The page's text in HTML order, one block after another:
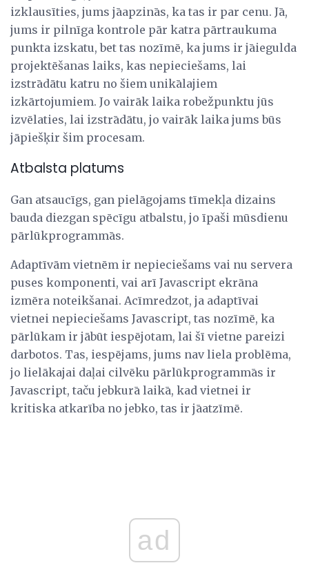
izklausīties, jums jāapzinās, ka tas ir par cenu. Jā,
jums ir pilnīga kontrole pār katra pārtraukuma
punkta izskatu, bet tas nozīmē, ka jums ir jāiegulda
projektēšanas laiks, kas nepieciešams, lai
izstrādātu katru no šiem unikālajiem
izkārtojumiem. Jo vairāk laika robežpunktu jūs
izvēlaties, lai izstrādātu, jo vairāk laika jums būs
jāpiešķir šim procesam.
Atbalsta platums
Gan atsaucīgs, gan pielāgojams tīmekļa dizains
bauda diezgan spēcīgu atbalstu, jo īpaši mūsdienu
pārlūkprogrammās.
Adaptīvām vietnēm ir nepieciešams vai nu servera
puses komponenti, vai arī Javascript ekrāna
izmēra noteikšanai. Acīmredzot, ja adaptīvai
vietnei nepieciešams Javascript, tas nozīmē, ka
pārlūkam ir jābūt iespējotam, lai šī vietne pareizi
darbotos. Tas, iespējams, jums nav liela problēma,
jo lielākajai daļai cilvēku pārlūkprogrammās ir
Javascript, taču jebkurā laikā, kad vietnei ir
kritiska atkarība no jebko, tas ir jāatzīmē.
ad